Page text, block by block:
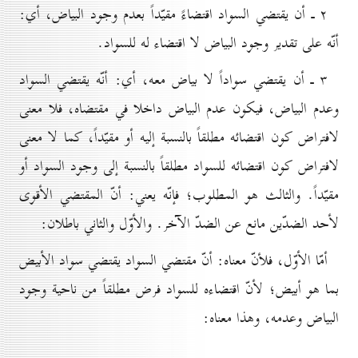
۲ ـ أن يقتضي السواد اقتضاءً مقيّداً بعدم وجود البياض، أي:
أنّه على تقدير وجود البياض لا اقتضاء له للسواد.
۳ ـ أن يقتضي سواداً لا بياض معه، أي: أنّه يقتضي السواد
وعدم البياض، فيكون عدم البياض داخلا في مقتضاه، فلا معنى
لافتراض كون اقتضائه مطلقاً بالنسبة إليه أو مقيّداً، كما لا معنى
لافتراض كون اقتضائه للسواد مطلقاً بالنسبة إلى وجود السواد أو
مقيّداً. والثالث هو المطلوب؛ فإنّه يعني: أنّ المقتضي الأقوى
لأحد الضدّين مانع عن الضدّ الآخر. والأوّل والثاني باطلان:
أمّا الأوّل، فلأنّ معناه: أنّ مقتضي السواد يقتضي سواد الأبيض
بما هو أبيض؛ لأنّ اقتضاءه للسواد فرض مطلقاً من ناحية وجود
البياض وعدمه، وهذا معناه: